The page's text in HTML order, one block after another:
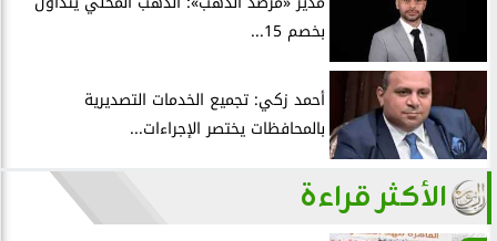
بخصم 15...
أحمد زكي: تجميع الخدمات التصديرية
بالمحافظات يختصر الإجراءات...
الأكثر قراءة